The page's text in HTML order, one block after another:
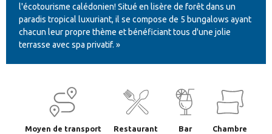
l'écotourisme calédonien! Situé en lisère de forêt dans un
paradis tropical luxuriant, il se compose de 5 bungalows ayant
chacun leur propre thème et bénéficiant tous d'une jolie
terrasse avec spa privatif. »
Moyen de transport
Restaurant
Bar
Chambre